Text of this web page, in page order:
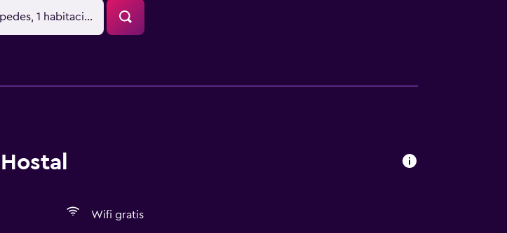
1 habitación
Wifi gratis